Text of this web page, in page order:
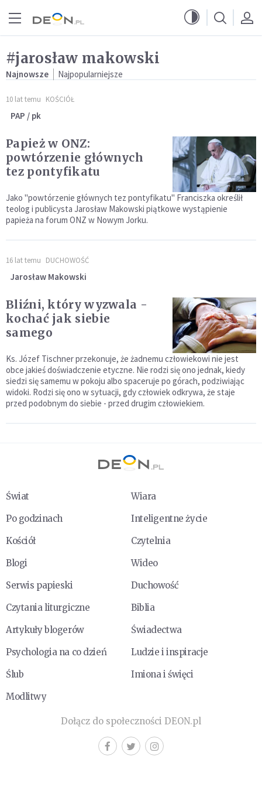
#jarosław makowski
Najnowsze Najpopularniejsze
10 lat temu KOŚCIÓŁ
PAP / pk
Papież w ONZ:
powtórzenie głównych
tez pontyfikatu
Jako "powtórzenie głównych tez pontyfikatu" Franciszka określił
teolog i publicysta Jarosław Makowski piątkowe wystąpienie
papieża na forum ONZ w Nowym Jorku.
16 lat temu DUCHOWOŚĆ
Jarosław Makowski
Bliźni, który wyzwala -
kochać jak siebie
samego
Ks. Józef Tischner przekonuje, że żadnemu człowiekowi nie jest
obce jakieś doświadczenie etyczne. Nie rodzi się ono jednak, kiedy
siedzi się samemu w pokoju albo spaceruje po górach, podziwiając
widoki. Rodzi się ono w sytuacji, gdy człowiek odkrywa, że staje
przed podobnym do siebie - przed drugim człowiekiem.
Świat
Wiara
Po godzinach
Inteligentne życie
Kościół
Czytelnia
Blogi
Wideo
Serwis papieski
Duchowość
Czytania liturgiczne
Biblia
Artykuły blogerów
Świadectwa
Psychologia na co dzień
Ludzie i inspiracje
Ślub
Imiona i święci
Modlitwy
Dołącz do społeczności DEON.pl